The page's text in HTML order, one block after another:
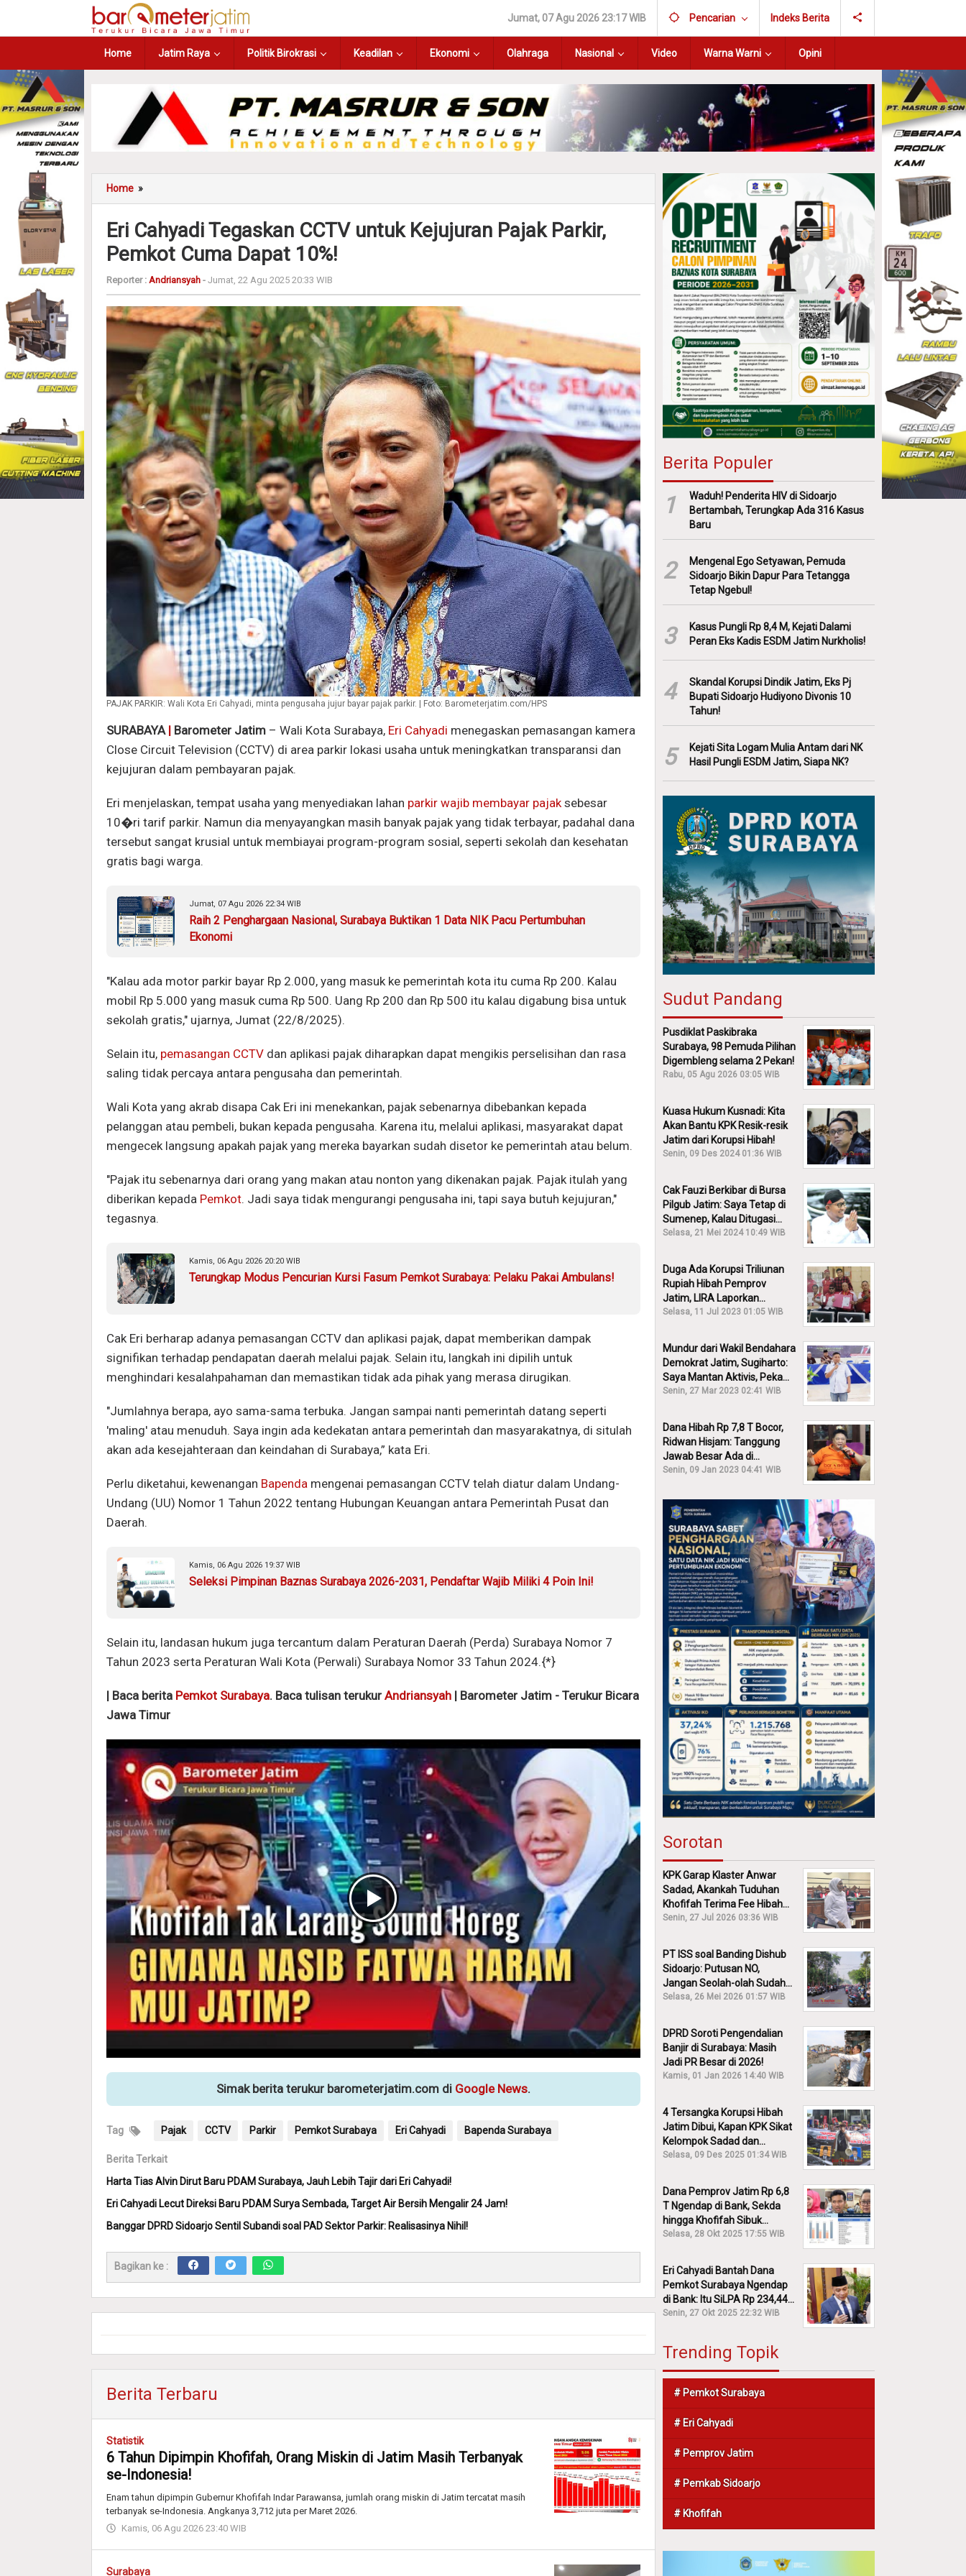
Jumat, 07 Agu 2026 23:17 WIB Pencarian Indeks Berita
Home Jatim Raya Politik Birokrasi Keadilan Ekonomi Olahraga Nasional Video Warna Warni Opini
Home »
Eri Cahyadi Tegaskan CCTV untuk Kejujuran Pajak Parkir,
Pemkot Cuma Dapat 10%!
Reporter : Andriansyah - Jumat, 22 Agu 2025 20:33 WIB
PAJAK PARKIR: Wali Kota Eri Cahyadi, minta pengusaha jujur bayar pajak parkir. | Foto: Barometerjatim.com/HPS
SURABAYA | Barometer Jatim – Wali Kota Surabaya, Eri Cahyadi menegaskan pemasangan kamera
Close Circuit Television (CCTV) di area parkir lokasi usaha untuk meningkatkan transparansi dan
kejujuran dalam pembayaran pajak.
Eri menjelaskan, tempat usaha yang menyediakan lahan parkir wajib membayar pajaksebesar
10�ri tarif parkir. Namun dia menyayangkan masih banyak pajak yang tidak terbayar, padahal dana
tersebut sangat krusial untuk membiayai program-program sosial, seperti sekolah dan kesehatan
gratis bagi warga.
Jumat, 07 Agu 2026 22:34 WIB
Raih 2 Penghargaan Nasional, Surabaya Buktikan 1 Data NIK Pacu Pertumbuhan
Ekonomi
"Kalau ada motor parkir bayar Rp 2.000, yang masuk ke pemerintah kota itu cuma Rp 200. Kalau
mobil Rp 5.000 yang masuk cuma Rp 500. Uang Rp 200 dan Rp 500 itu kalau digabung bisa untuk
sekolah gratis," ujarnya, Jumat (22/8/2025).
Selain itu, pemasangan CCTV dan aplikasi pajak diharapkan dapat mengikis perselisihan dan rasa
saling tidak percaya antara pengusaha dan pemerintah.
Wali Kota yang akrab disapa Cak Eri ini menekankan, pajak sebenarnya dibebankan kepada
pelanggan atau pembeli, bukan kepada pengusaha. Karena itu, melalui aplikasi, masyarakat dapat
mengecek langsung apakah pajak yang mereka bayarkan sudah disetor ke pemerintah atau belum.
"Pajak itu sebenarnya dari orang yang makan atau nonton yang dikenakan pajak. Pajak itulah yang
diberikan kepada Pemkot. Jadi saya tidak mengurangi pengusaha ini, tapi saya butuh kejujuran,"
tegasnya.
Kamis, 06 Agu 2026 20:20 WIB
Terungkap Modus Pencurian Kursi Fasum Pemkot Surabaya: Pelaku Pakai Ambulans!
Cak Eri berharap adanya pemasangan CCTV dan aplikasi pajak, dapat memberikan dampak
signifikan terhadap pendapatan daerah melalui pajak. Selain itu, langkah ini dipilih untuk
menghindari kesalahpahaman dan memastikan tidak ada pihak yang merasa dirugikan.
"Jumlahnya berapa, ayo sama-sama terbuka. Jangan sampai nanti pemerintah datang seperti
'maling' atau menuduh. Saya ingin ada kedekatan antara pemerintah dan masyarakatnya, di situlah
akan ada kesejahteraan dan keindahan di Surabaya,” kata Eri.
Perlu diketahui, kewenangan Bapenda mengenai pemasangan CCTV telah diatur dalam Undang-
Undang (UU) Nomor 1 Tahun 2022 tentang Hubungan Keuangan antara Pemerintah Pusat dan
Daerah.
Kamis, 06 Agu 2026 19:37 WIB
Seleksi Pimpinan Baznas Surabaya 2026-2031, Pendaftar Wajib Miliki 4 Poin Ini!
Selain itu, landasan hukum juga tercantum dalam Peraturan Daerah (Perda) Surabaya Nomor 7
Tahun 2023 serta Peraturan Wali Kota (Perwali) Surabaya Nomor 33 Tahun 2024.{*}
| Baca berita Pemkot Surabaya. Baca tulisan terukur Andriansyah | Barometer Jatim - Terukur Bicara
Jawa Timur
Simak berita terukur barometerjatim.com di Google News.
Tag Pajak CCTV Parkir Pemkot Surabaya Eri Cahyadi Bapenda Surabaya
Berita Terkait
Harta Tias Alvin Dirut Baru PDAM Surabaya, Jauh Lebih Tajir dari Eri Cahyadi!
Eri Cahyadi Lecut Direksi Baru PDAM Surya Sembada, Target Air Bersih Mengalir 24 Jam!
Banggar DPRD Sidoarjo Sentil Subandi soal PAD Sektor Parkir: Realisasinya Nihil!
Bagikan ke :
Berita Terbaru
Statistik
6 Tahun Dipimpin Khofifah, Orang Miskin di Jatim Masih Terbanyak
se-Indonesia!
Enam tahun dipimpin Gubernur Khofifah Indar Parawansa, jumlah orang miskin di Jatim tercatat masih
terbanyak se-Indonesia. Angkanya 3,712 juta per Maret 2026.
Kamis, 06 Agu 2026 23:40 WIB
Surabaya
Berita Populer
1
Waduh! Penderita HIV di Sidoarjo
Bertambah, Terungkap Ada 316 Kasus
Baru
2
Mengenal Ego Setyawan, Pemuda
Sidoarjo Bikin Dapur Para Tetangga
Tetap Ngebul!
3
Kasus Pungli Rp 8,4 M, Kejati Dalami
Peran Eks Kadis ESDM Jatim Nurkholis!
4
Skandal Korupsi Dindik Jatim, Eks Pj
Bupati Sidoarjo Hudiyono Divonis 10
Tahun!
5
Kejati Sita Logam Mulia Antam dari NK
Hasil Pungli ESDM Jatim, Siapa NK?
Sudut Pandang
Pusdiklat Paskibraka
Surabaya, 98 Pemuda Pilihan
Digembleng selama 2 Pekan!
Rabu, 05 Agu 2026 03:05 WIB
Kuasa Hukum Kusnadi: Kita
Akan Bantu KPK Resik-resik
Jatim dari Korupsi Hibah!
Senin, 09 Des 2024 01:36 WIB
Cak Fauzi Berkibar di Bursa
Pilgub Jatim: Saya Tetap di
Sumenep, Kalau Ditugasi
Partai Lain Cerita!
Selasa, 21 Mei 2024 10:49 WIB
Duga Ada Korupsi Triliunan
Rupiah Hibah Pemprov
Jatim, LIRA Laporkan
Khofifah ke KPK: Dia Harus
Selasa, 11 Jul 2023 01:05 WIB
Mundur dari Wakil Bendahara
Demokrat Jatim, Sugiharto:
Saya Mantan Aktivis, Peka
Sekali Kalau Ada yang
Senin, 27 Mar 2023 02:41 WIB
Dana Hibah Rp 7,8 T Bocor,
Ridwan Hisjam: Tanggung
Jawab Besar Ada di
Pemprov, Bukan DPRD Jatim!
Senin, 09 Jan 2023 04:41 WIB
Sorotan
KPK Garap Klaster Anwar
Sadad, Akankah Tuduhan
Khofifah Terima Fee Hibah
30% Diusut?
Senin, 27 Jul 2026 03:36 WIB
PT ISS soal Banding Dishub
Sidoarjo: Putusan NO,
Jangan Seolah-olah Sudah
Menang!
Selasa, 26 Mei 2026 01:57 WIB
DPRD Soroti Pengendalian
Banjir di Surabaya: Masih
Jadi PR Besar di 2026!
Kamis, 01 Jan 2026 14:40 WIB
4 Tersangka Korupsi Hibah
Jatim Dibui, Kapan KPK Sikat
Kelompok Sadad dan
Iskandar?
Selasa, 09 Des 2025 01:34 WIB
Dana Pemprov Jatim Rp 6,8
T Ngendap di Bank, Sekda
hingga Khofifah Sibuk
Membantah!
Selasa, 28 Okt 2025 17:55 WIB
Eri Cahyadi Bantah Dana
Pemkot Surabaya Ngendap
di Bank: Itu SiLPA Rp 234,44
M!
Senin, 27 Okt 2025 22:32 WIB
Trending Topik
# Pemkot Surabaya
# Eri Cahyadi
# Pemprov Jatim
# Pemkab Sidoarjo
# Khofifah